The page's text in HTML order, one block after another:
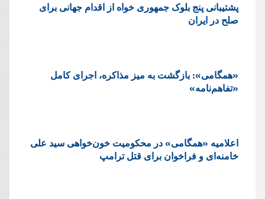
پشتيبانی پنج بلوک جمهوری خواه از اقدام جهانی برای
صلح در ایران
«همگامی»: بازگشت به میز مذاکره، اجرای کامل
«تفاهم‌نامه»
اعلامیه «همگامی» در محکومیت خون‌خواهی سید علی
خامنه‌ای و فراخوان برای قتل ترامپ